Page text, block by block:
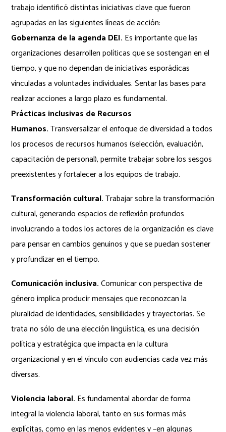
trabajo identificó distintas iniciativas clave que fueron
agrupadas en las siguientes líneas de acción:
Gobernanza de la agenda DEI. Es importante que las
organizaciones desarrollen políticas que se sostengan en el
tiempo, y que no dependan de iniciativas esporádicas
vinculadas a voluntades individuales. Sentar las bases para
realizar acciones a largo plazo es fundamental.
Prácticas inclusivas de Recursos
Humanos. Transversalizar el enfoque de diversidad a todos
los procesos de recursos humanos (selección, evaluación,
capacitación de personal), permite trabajar sobre los sesgos
preexistentes y fortalecer a los equipos de trabajo.
Transformación cultural. Trabajar sobre la transformación
cultural, generando espacios de reflexión profundos
involucrando a todos los actores de la organización es clave
para pensar en cambios genuinos y que se puedan sostener
y profundizar en el tiempo.
Comunicación inclusiva. Comunicar con perspectiva de
género implica producir mensajes que reconozcan la
pluralidad de identidades, sensibilidades y trayectorias. Se
trata no sólo de una elección lingüística, es una decisión
política y estratégica que impacta en la cultura
organizacional y en el vínculo con audiencias cada vez más
diversas.
Violencia laboral. Es fundamental abordar de forma
integral la violencia laboral, tanto en sus formas más
explícitas, como en las menos evidentes y –en algunas